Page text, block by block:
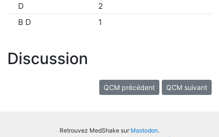
D
2
B D
1
Discussion
QCM précédent QCM suivant
Retrouvez MedShake sur Mastodon.